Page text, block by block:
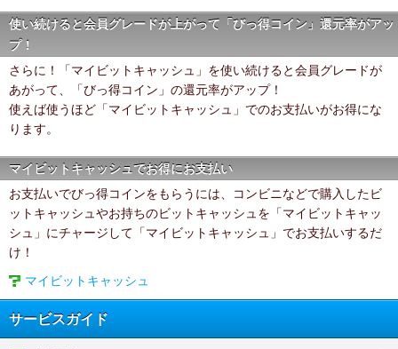
使い続けると会員グレードが上がって「びっ得コイン」還元率がアッ
プ！
さらに！「マイビットキャッシュ」を使い続けると会員グレードが
あがって、「びっ得コイン」の還元率がアップ！
使えば使うほど「マイビットキャッシュ」でのお支払いがお得にな
ります。
マイビットキャッシュでお得にお支払い
お支払いでびっ得コインをもらうには、コンビニなどで購入したビ
ットキャッシュやお持ちのビットキャッシュを「マイビットキャッ
シュ」にチャージして「マイビットキャッシュ」でお支払いするだ
け！
マイビットキャッシュ
サービスガイド